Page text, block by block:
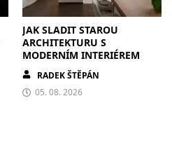
JAK SLADIT STAROU
ARCHITEKTURU S
MODERNÍM INTERIÉREM
RADEK ŠTĚPÁN
05. 08. 2026